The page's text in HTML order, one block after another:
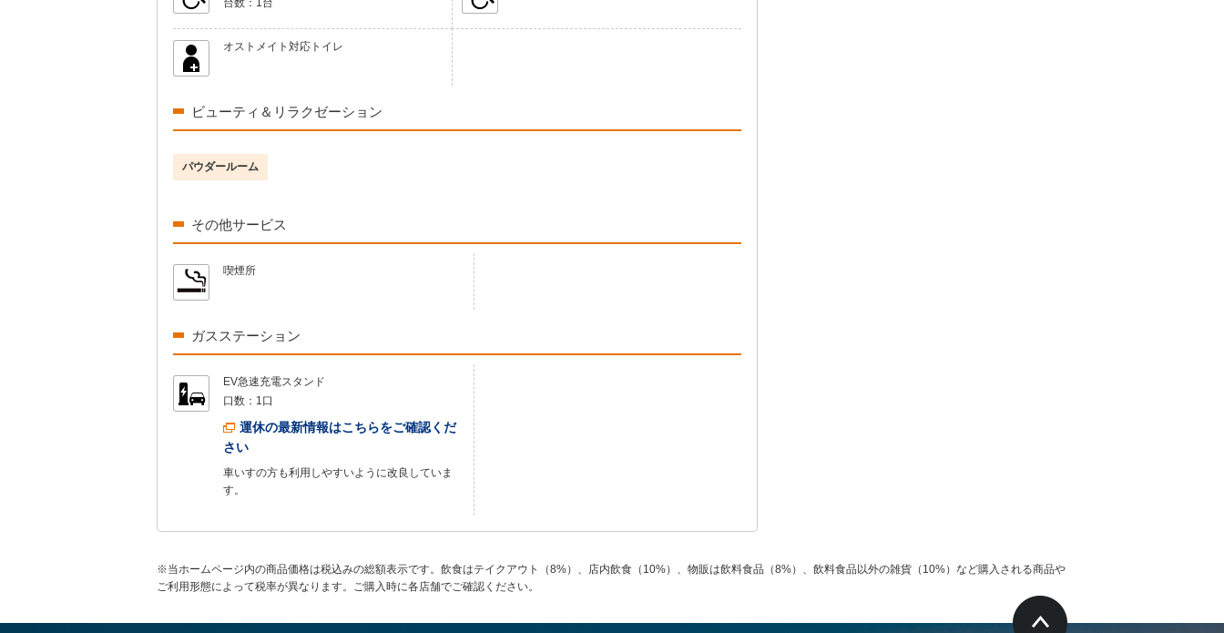
台数： 1台
オストメイト対応トイレ
ビューティ＆リラクゼーション
パウダールーム
その他サービス
喫煙所
ガスステーション
EV急速充電スタンド
口数： 1口
運休の最新情報はこちらをご確認くだ
さい
車いすの方も利用しやすいように改良していま
す。
※当ホームページ内の商品価格は税込みの総額表示です。飲食はテイクアウト（8%）、店内飲食（10%）、物販は飲料食品（8%）、飲料食品以外の雑貨（10%）など購入される商品や
ご利用形態によって税率が異なります。ご購入時に各店舗でご確認ください。